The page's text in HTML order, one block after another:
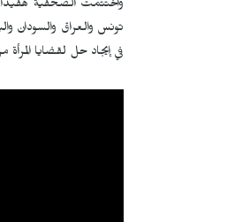
واختتمت الصحفية
تونس والعراق والسودان
في إيجاد حل لقضايا